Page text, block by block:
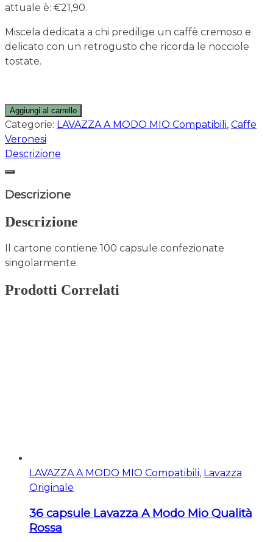
attuale è: €21,90.
Miscela dedicata a chi predilige un caffè cremoso e
delicato con un retrogusto che ricorda le nocciole
tostate.
Aggiungi al carrello
Categorie: LAVAZZA A MODO MIO Compatibili, Caffe
Veronesi
Descrizione
Descrizione
Descrizione
Il cartone contiene 100 capsule confezionate
singolarmente.
Prodotti Correlati
LAVAZZA A MODO MIO Compatibili, Lavazza
Originale
36 capsule Lavazza A Modo Mio Qualità
Rossa